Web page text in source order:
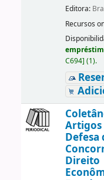
Editora:
Recursos
C694] (1).
Artigos
Defesa
Direito